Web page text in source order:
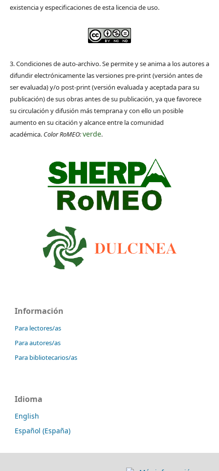
existencia y especificaciones de esta licencia de uso.
3. Condiciones de auto-archivo. Se permite y se anima a los autores a
difundir electrónicamente las versiones pre-print (versión antes de
ser evaluada) y/o post-print (versión evaluada y aceptada para su
publicación) de sus obras antes de su publicación, ya que favorece
su circulación y difusión más temprana y con ello un posible
aumento en su citación y alcance entre la comunidad
académica. Color RoMEO:verde.
Información
Para lectores/as
Para autores/as
Para bibliotecarios/as
Idioma
English
Español (España)